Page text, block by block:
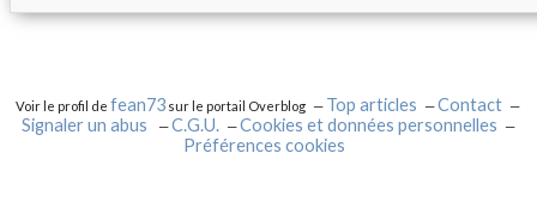
Voir le profil defean73 sur le portail Overblog Top articles
Contact
Signaler un abus
C.G.U.
Cookies et données personnelles
Préférences cookies